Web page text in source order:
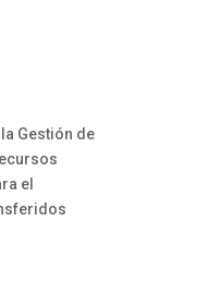
Gestión de
el